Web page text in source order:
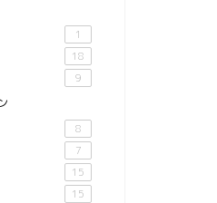
1
18
9
8
7
15
15